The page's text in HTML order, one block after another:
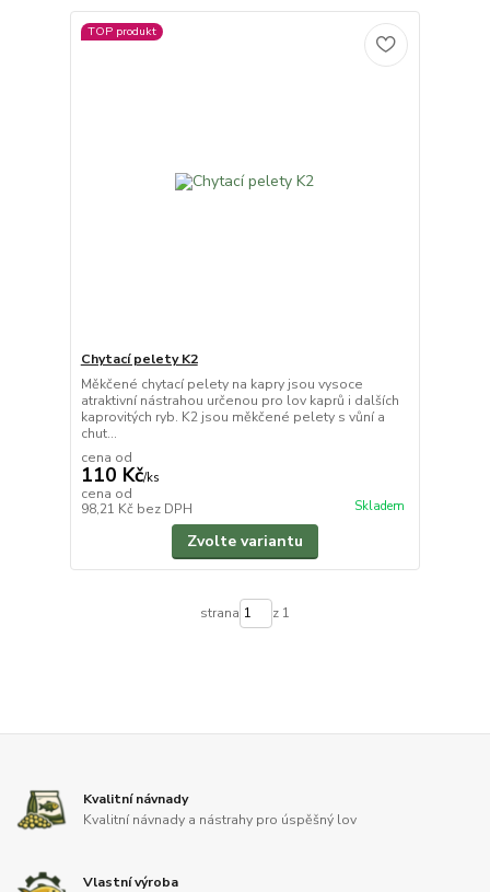
TOP produkt
Chytací pelety K2
Měkčené chytací pelety na kapry jsou vysoce
atraktivní nástrahou určenou pro lov kaprů i dalších
kaprovitých ryb. K2 jsou měkčené pelety s vůní a
chut...
cena od
110 Kč/ks
cena od
98,21 Kč bez DPH Skladem
Zvolte variantu
strana z 1
Kvalitní návnady
Kvalitní návnady a nástrahy pro úspěšný lov
Vlastní výroba